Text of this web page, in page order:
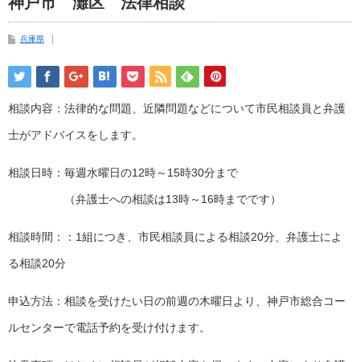
兵庫県
相談内容：法律的な問題、近隣問題などについて市民相談員と弁護
士がアドバイスをします。
相談日時：毎週水曜日の12時～15時30分まで
（弁護士への相談は13時～16時までです）
相談時間：：1組につき、市民相談員による相談20分、弁護士によ
る相談20分
申込方法：相談を受けたい日の前週の木曜日より、神戸市総合コー
ルセンターで電話予約を受け付けます。